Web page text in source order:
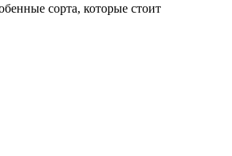
сорта, которые стоит